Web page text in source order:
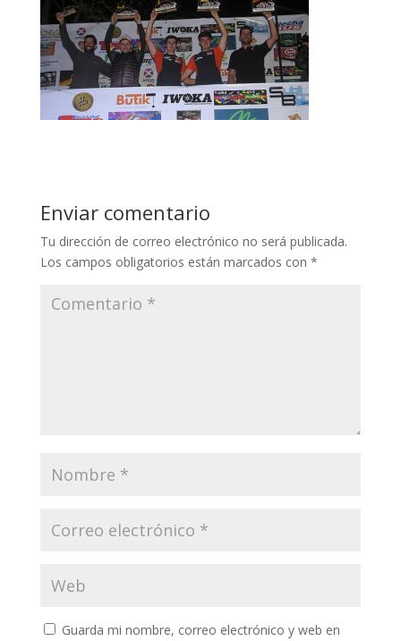
Enviar comentario
Tu dirección de correo electrónico no será publicada.
Los campos obligatorios están marcados con *
Guarda mi nombre, correo electrónico y web en